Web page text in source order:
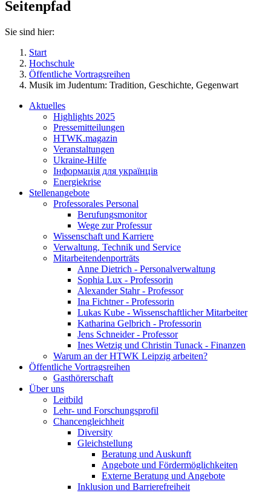
Seitenpfad
Sie sind hier:
Start
Hochschule
Öffentliche Vortragsreihen
Musik im Judentum: Tradition, Geschichte, Gegenwart
Aktuelles
Highlights 2025
Pressemitteilungen
HTWK.magazin
Veranstaltungen
Ukraine-Hilfe
Інформація для українців
Energiekrise
Stellenangebote
Professorales Personal
Berufungsmonitor
Wege zur Professur
Wissenschaft und Karriere
Verwaltung, Technik und Service
Mitarbeitendenporträts
Anne Dietrich - Personalverwaltung
Sophia Lux - Professorin
Alexander Stahr - Professor
Ina Fichtner - Professorin
Lukas Kube - Wissenschaftlicher Mitarbeiter
Katharina Gelbrich - Professorin
Jens Schneider - Professor
Ines Wetzig und Christin Tunack - Finanzen
Warum an der HTWK Leipzig arbeiten?
Öffentliche Vortragsreihen
Gasthörerschaft
Über uns
Leitbild
Lehr- und Forschungsprofil
Chancengleichheit
Diversity
Gleichstellung
Beratung und Auskunft
Angebote und Fördermöglichkeiten
Externe Beratung und Angebote
Inklusion und Barrierefreiheit